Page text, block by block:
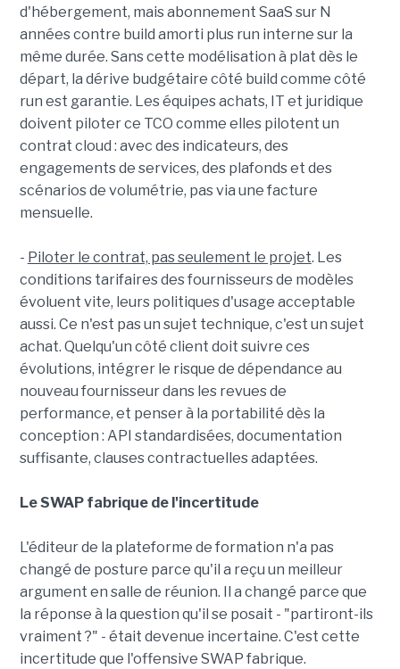
d'hébergement, mais abonnement SaaS sur N
années contre build amorti plus run interne sur la
même durée. Sans cette modélisation à plat dès le
départ, la dérive budgétaire côté build comme côté
run est garantie. Les équipes achats, IT et juridique
doivent piloter ce TCO comme elles pilotent un
contrat cloud : avec des indicateurs, des
engagements de services, des plafonds et des
scénarios de volumétrie, pas via une facture
mensuelle.
- Piloter le contrat, pas seulement le projet. Les
conditions tarifaires des fournisseurs de modèles
évoluent vite, leurs politiques d'usage acceptable
aussi. Ce n'est pas un sujet technique, c'est un sujet
achat. Quelqu'un côté client doit suivre ces
évolutions, intégrer le risque de dépendance au
nouveau fournisseur dans les revues de
performance, et penser à la portabilité dès la
conception : API standardisées, documentation
suffisante, clauses contractuelles adaptées.
Le SWAP fabrique de l'incertitude
L'éditeur de la plateforme de formation n'a pas
changé de posture parce qu'il a reçu un meilleur
argument en salle de réunion. Il a changé parce que
la réponse à la question qu'il se posait - "partiront-ils
vraiment ?" - était devenue incertaine. C'est cette
incertitude que l'offensive SWAP fabrique.